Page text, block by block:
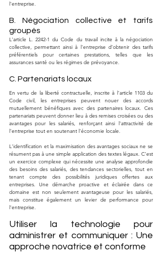
l'entreprise.
B. Négociation collective et tarifs
groupés
L'article L. 2242-1 du Code du travail incite à la négociation
collective, permettant ainsi à l'entreprise d’obtenir des tarifs
préférentiels pour certaines prestations, telles que les
assurances santé ou les régimes de prévoyance.
C. Partenariats locaux
En vertu de la liberté contractuelle, inscrite à l'article 1103 du
Code civil, les entreprises peuvent nouer des accords
mutuellement bénéfiques avec des partenaires locaux. Ces
partenariats peuvent donner lieu à des remises croisées ou des
avantages pour les salariés, renforçant ainsi l'attractivité de
l'entreprise tout en soutenant l'économie locale.
L'identification et la maximisation des avantages sociaux ne se
résument pas à une simple application des textes légaux. C'est
un exercice complexe qui nécessite une analyse approfondie
des besoins des salariés, des tendances sectorielles, tout en
tenant compte des possibilités juridiques offertes aux
entreprises. Une démarche proactive et éclairée dans ce
domaine est non seulement avantageuse pour les salariés,
mais constitue également un levier de performance pour
l'entreprise.
Utiliser la technologie pour
administrer et communiquer : Une
approche novatrice et conforme